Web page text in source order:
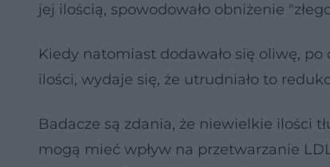
jej ilością, spowodowało obniżenie
Kiedy natomiast dodawało się oliwę,
ilości, wydaje się, że utrudniało to
Badacze są zdania, że niewielkie ilości
mogą mieć wpływ na przetwarzanie